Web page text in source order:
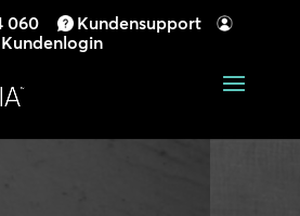
060
Kundensupport
Kundenlogin